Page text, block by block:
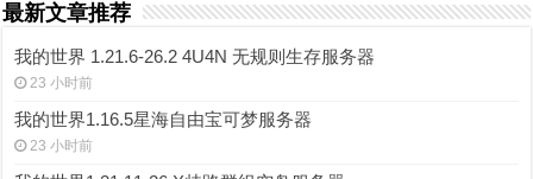
最新文章推荐
我的世界 1.21.6-26.2 4U4N 无规则生存服务器
23 小时前
我的世界1.16.5星海自由宝可梦服务器
23 小时前